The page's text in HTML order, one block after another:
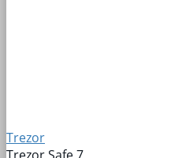
Trezor